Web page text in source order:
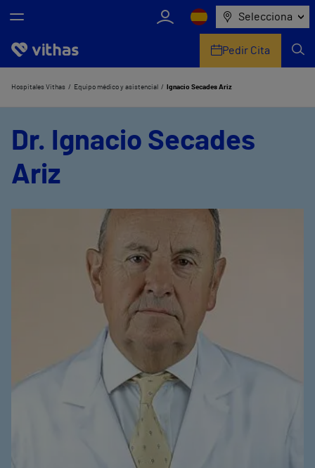
Selecciona
Nosotros
Servicios de salud
Pedir Cita
Hospitales Vithas Equipo médico y asistencial Ignacio Secades Ariz
Dr. Ignacio Secades
Ariz